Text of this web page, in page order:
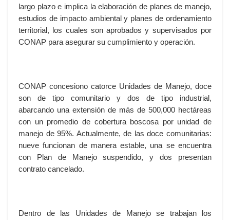
largo plazo e implica la elaboración de planes de manejo,
estudios de impacto ambiental y planes de ordenamiento
territorial, los cuales son aprobados y supervisados por
CONAP para asegurar su cumplimiento y operación.
CONAP concesiono catorce Unidades de Manejo, doce
son de tipo comunitario y dos de tipo industrial,
abarcando una extensión de más de 500,000 hectáreas
con un promedio de cobertura boscosa por unidad de
manejo de 95%. Actualmente, de las doce comunitarias:
nueve funcionan de manera estable, una se encuentra
con Plan de Manejo suspendido, y dos presentan
contrato cancelado.
Dentro de las Unidades de Manejo se trabajan los